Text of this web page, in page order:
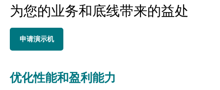
为您的业务和底线带来的益处
申请演示机
优化性能和盈利能力